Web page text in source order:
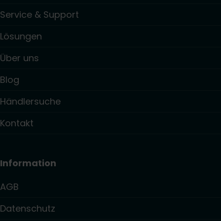
Service & Support
Lösungen
Über uns
Blog
Händlersuche
Kontakt
Information
AGB
Datenschutz